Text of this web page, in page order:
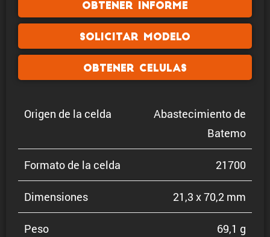
Obtener informe
Solicitar modelo
Obtener celulas
Origen de la celda
Abaste­ci­miento de
Batemo
Formato de la celda 21700
Dimen­siones 21,3 x 70,2 mm
Peso 69,1 g